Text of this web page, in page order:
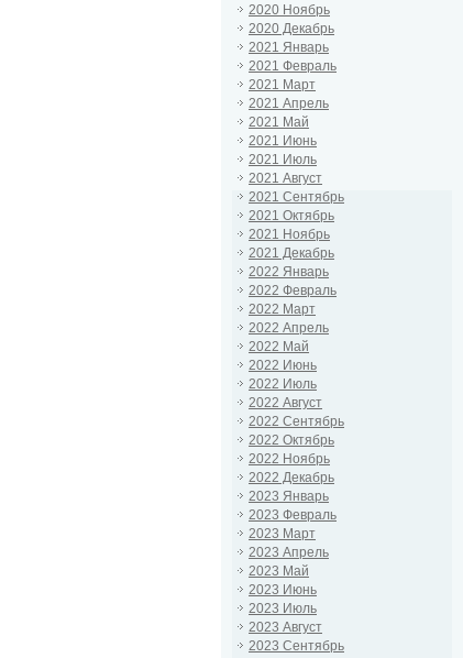
2020 Ноябрь
2020 Декабрь
2021 Январь
2021 Февраль
2021 Март
2021 Апрель
2021 Май
2021 Июнь
2021 Июль
2021 Август
2021 Сентябрь
2021 Октябрь
2021 Ноябрь
2021 Декабрь
2022 Январь
2022 Февраль
2022 Март
2022 Апрель
2022 Май
2022 Июнь
2022 Июль
2022 Август
2022 Сентябрь
2022 Октябрь
2022 Ноябрь
2022 Декабрь
2023 Январь
2023 Февраль
2023 Март
2023 Апрель
2023 Май
2023 Июнь
2023 Июль
2023 Август
2023 Сентябрь